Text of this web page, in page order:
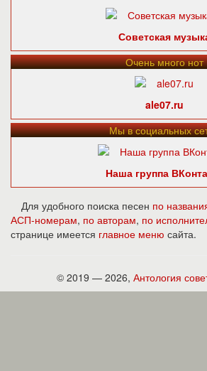
Советская
Очень много нот
ale07.ru
Мы в социальных
Наша группа
Для удобного поиска песен по
АСП-номерам, по авторам, по
странице имеется главное меню сайта.
© 2019 — 2026, Антология